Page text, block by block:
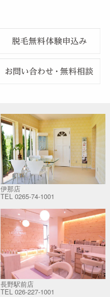
伊那店
TEL 0265-74-1001
長野駅前店
TEL 026-227-1001